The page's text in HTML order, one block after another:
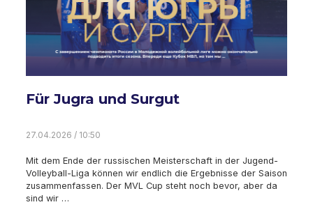
Für Jugra und Surgut
27.04.2026 / 10:50
Mit dem Ende der russischen Meisterschaft in der Jugend-
Volleyball-Liga können wir endlich die Ergebnisse der Saison
zusammenfassen. Der MVL Cup steht noch bevor, aber da
sind wir …